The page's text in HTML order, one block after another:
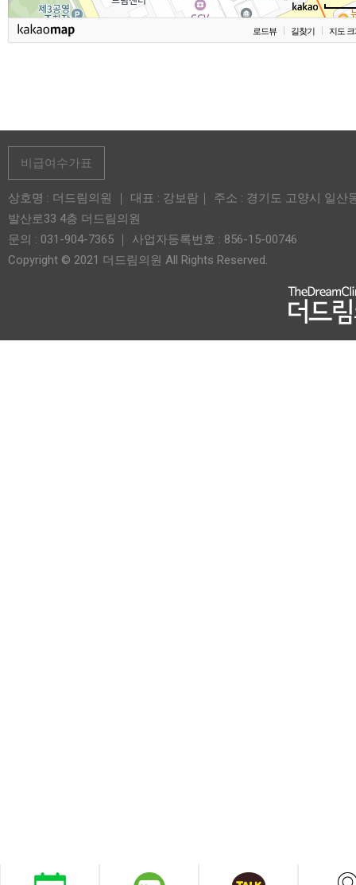
로드뷰 길찾기 지도
비급여수가표
상호명 : 더드림의원 ｜ 대표 : 강보람｜ 주소 : 경기도 고양시 일산
발산로33 4층 더드림의원
문의 : 031-904-7365 ｜ 사업자등록번호 : 856-15-00746
Copyright © 2021 더드림의원 All Rights Reserved.